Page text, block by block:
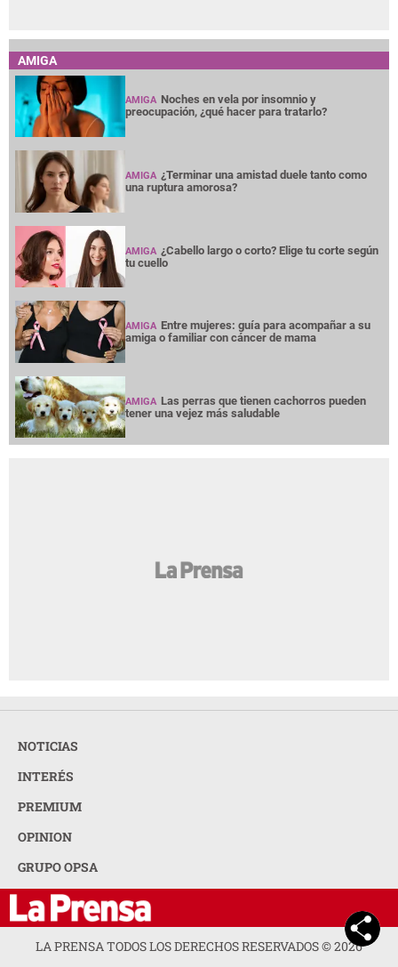
AMIGA
AMIGA Noches en vela por insomnio y
preocupación, ¿qué hacer para tratarlo?
AMIGA ¿Terminar una amistad duele tanto como
una ruptura amorosa?
AMIGA ¿Cabello largo o corto? Elige tu corte según
tu cuello
AMIGA Entre mujeres: guía para acompañar a su
amiga o familiar con cáncer de mama
AMIGA Las perras que tienen cachorros pueden
tener una vejez más saludable
NOTICIAS
INTERÉS
PREMIUM
OPINION
GRUPO OPSA
LA PRENSA TODOS LOS DERECHOS RESERVADOS ©2026